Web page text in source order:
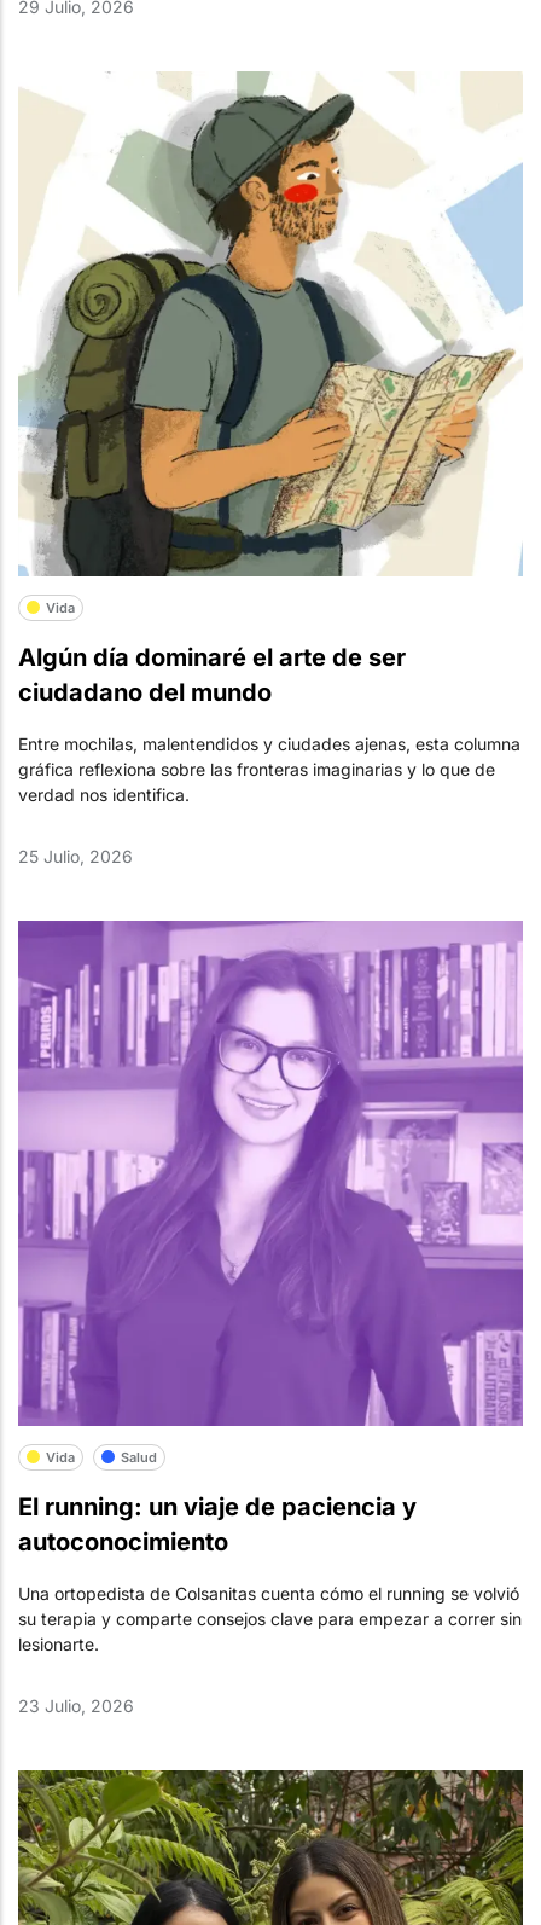
29 Julio, 2026
Vida
Algún día dominaré el arte de ser
ciudadano del mundo
Entre mochilas, malentendidos y ciudades ajenas, esta columna
gráfica reflexiona sobre las fronteras imaginarias y lo que de
verdad nos identifica.
25 Julio, 2026
Vida Salud
El running: un viaje de paciencia y
autoconocimiento
Una ortopedista de Colsanitas cuenta cómo el running se volvió
su terapia y comparte consejos clave para empezar a correr sin
lesionarte.
23 Julio, 2026